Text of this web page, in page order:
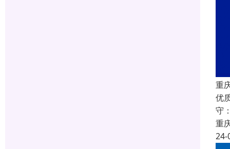
重
优
守
重
24-